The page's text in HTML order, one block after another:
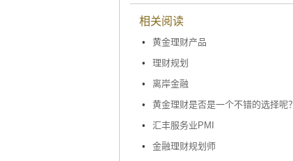
相关阅读
•
黄金理财产品
•
理财规划
•
离岸金融
•
黄金理财是否是一个不错的选择呢？
•
汇丰服务业PMI
•
金融理财规划师